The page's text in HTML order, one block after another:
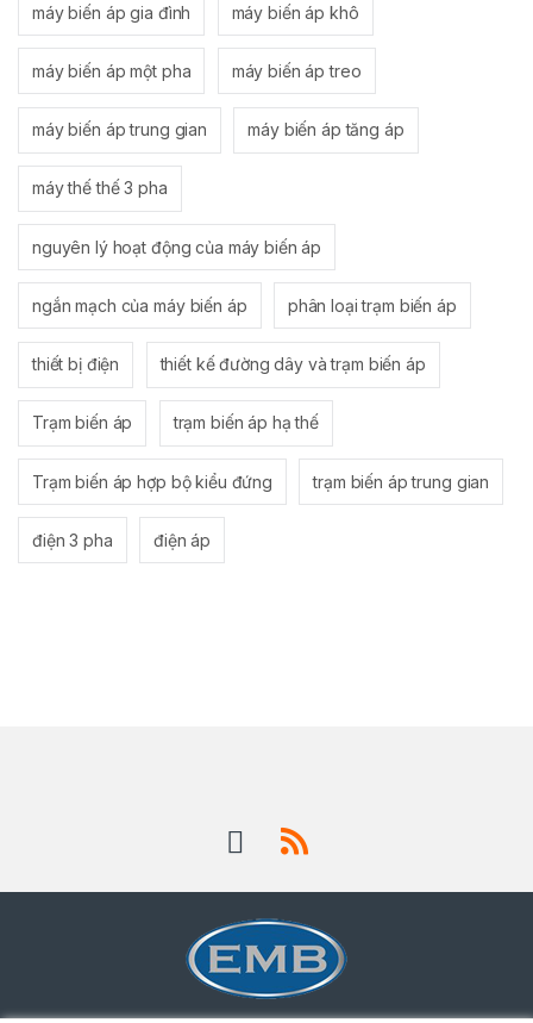
máy biến áp gia đình máy biến áp khô
máy biến áp một pha máy biến áp treo
máy biến áp trung gian máy biến áp tăng áp
máy thế thế 3 pha
nguyên lý hoạt động của máy biến áp
ngắn mạch của máy biến áp phân loại trạm biến áp
thiết bị điện thiết kế đường dây và trạm biến áp
Trạm biến áp trạm biến áp hạ thế
Trạm biến áp hợp bộ kiểu đứng trạm biến áp trung gian
điện 3 pha điện áp